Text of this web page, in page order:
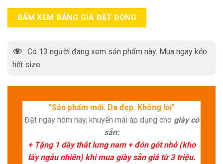
BẤM XEM BẢNG GIÁ ĐẶT ĐÓNG
Có 13 người đang xem sản phẩm này. Mua ngay kẻo
hết size
"Sản phẩm mới. Da đẹp. Không lỗi"
Đặt ngay hôm nay, khuyến mãi áp dụng cho giày có
sẵn:
+ Tặng 1 dây thắt lưng nam + đón gót nhỏ (kho
lấy ngẫu nhiên) khi mua giày sẵn giá từ 3 triệu.